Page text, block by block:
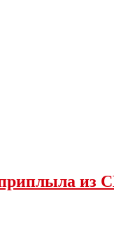
приплыла из